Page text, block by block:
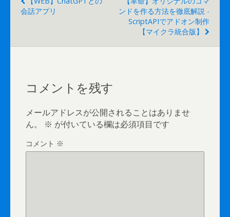
会話アプリ
ンドを作る方法を徹底解説 -
ScriptAPIでアドオン制作
【マイクラ統合版】
コメントを残す
メールアドレスが公開されることはありませ
ん。
※ が付いている欄は必須項目です
コメント ※